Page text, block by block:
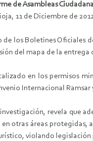
de Asambleas
11 de Diciembre de
de los Boletines Oficiales
del mapa de la
en los permisos
Internacional
revela que
otras áreas protegidas,
violando